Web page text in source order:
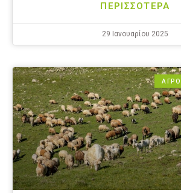
ΠΕΡΙΣΣΟΤΕΡΑ
29 Ιανουαρίου 2025